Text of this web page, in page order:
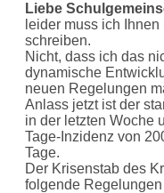
Liebe
leider muss ich
schreiben.
Nicht, dass ich das
dynamische
neuen Regelungen
Anlass jetzt ist der
in der letzten Woche
Tage-Inzidenz von
Tage.
Der Krisenstab des
folgende